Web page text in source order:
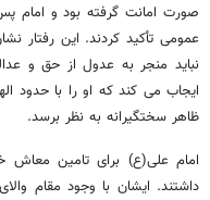
صورت امانت گرفته بود و امام
عمومی تأکید کردند. این رفتار
نباید منجر به عدول از حق و
ایجاب می کند که او را با حدود
ظاهر سختگیرانه به نظر برسد.
امام علی(ع) برای تامین معاش
داشتند. ایشان با وجود مقام